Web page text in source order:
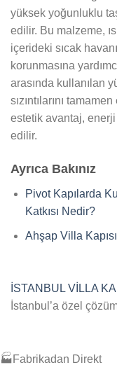
yüksek yoğunluklu
edilir. Bu malzeme,
içerideki sıcak
korunmasına
arasında kullanılan
sızıntılarını
estetik avantaj,
edilir.
Ayrıca Bakınız
Pivot Kapılarda
Katkısı Nedir?
Ahşap Villa
İSTANBUL VİLLA
İstanbul’a özel
🏭Fabrikadan Direkt